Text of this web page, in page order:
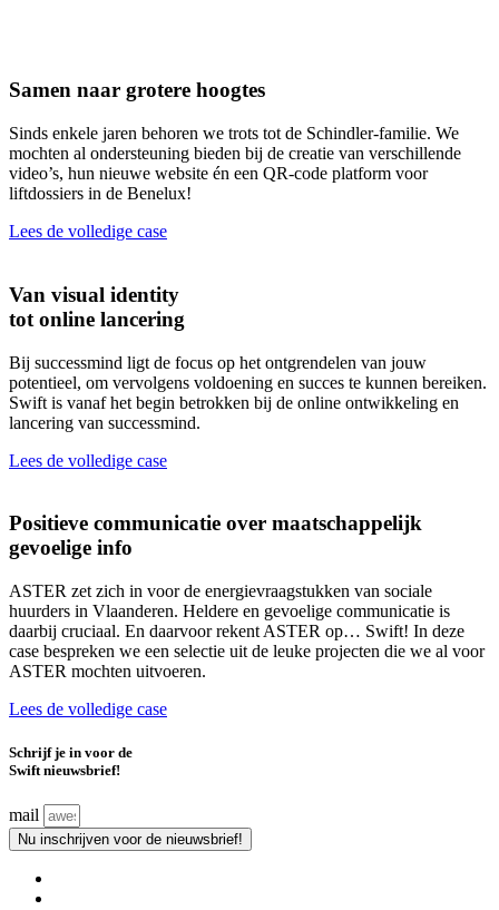
Samen naar grotere hoogtes
Sinds enkele jaren behoren we trots tot de Schindler-familie. We
mochten al ondersteuning bieden bij de creatie van verschillende
video’s, hun nieuwe website én een QR-code platform voor
liftdossiers in de Benelux!
Lees de volledige case
Van visual identity
tot online lancering
Bij successmind ligt de focus op het ontgrendelen van jouw
potentieel, om vervolgens voldoening en succes te kunnen bereiken.
Swift is vanaf het begin betrokken bij de online ontwikkeling en
lancering van successmind.
Lees de volledige case
Positieve communicatie over maatschappelijk
gevoelige info
ASTER zet zich in voor de energievraagstukken van sociale
huurders in Vlaanderen. Heldere en gevoelige communicatie is
daarbij cruciaal. En daarvoor rekent ASTER op… Swift! In deze
case bespreken we een selectie uit de leuke projecten die we al voor
ASTER mochten uitvoeren.
Lees de volledige case
Schrijf je in voor de
Swift nieuwsbrief!
mail
Nu inschrijven voor de nieuwsbrief!